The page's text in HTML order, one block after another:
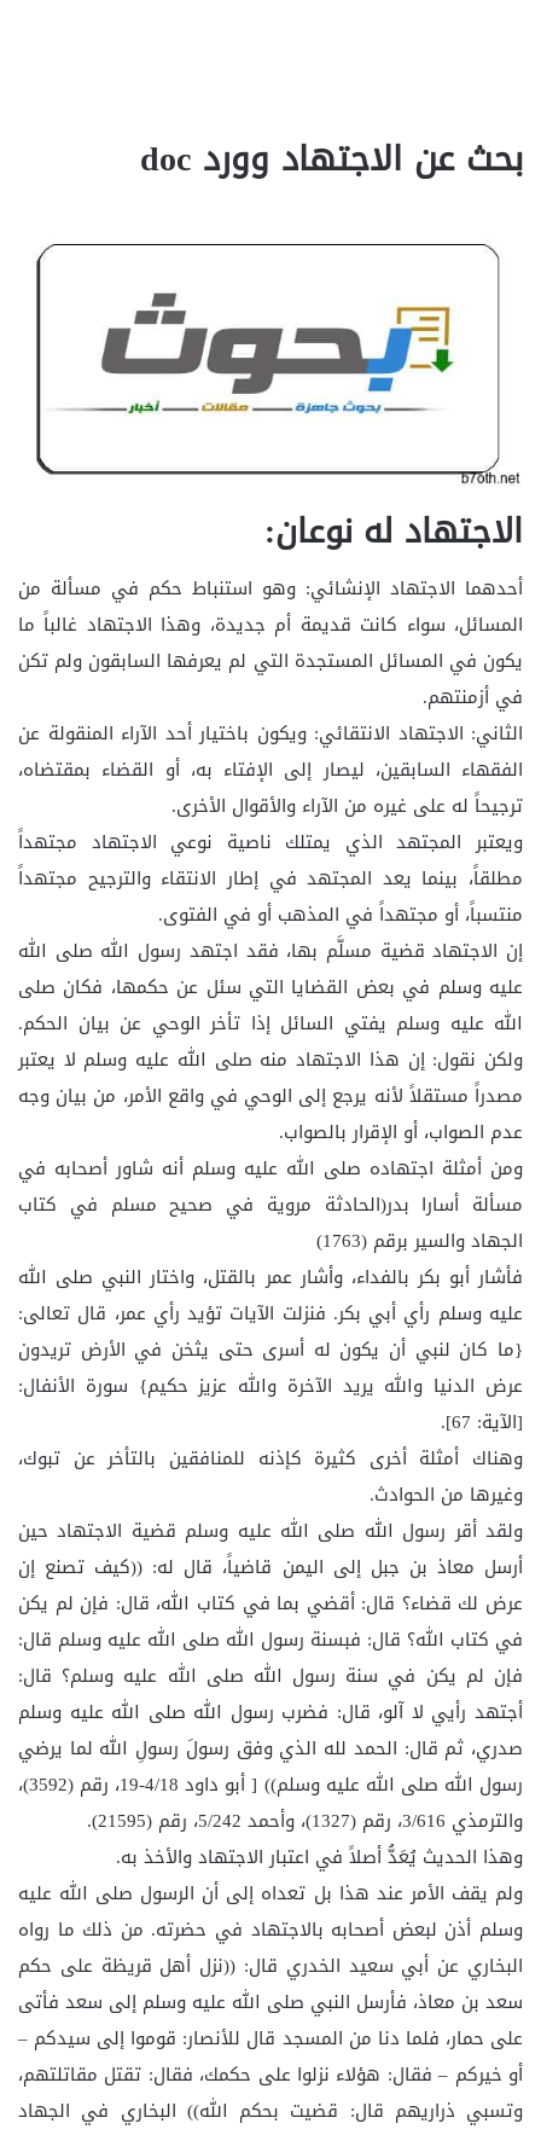
بحث عن الاجتهاد وورد doc
الاجتهاد له نوعان:
أحدهما الاجتهاد الإنشائي: وهو استنباط حكم في مسألة من
المسائل، سواء كانت قديمة أم جديدة، وهذا الاجتهاد غالباً ما
يكون في المسائل المستجدة التي لم يعرفها السابقون ولم تكن
في أزمنتهم.
الثاني: الاجتهاد الانتقائي: ويكون باختيار أحد الآراء المنقولة عن
الفقهاء السابقين، ليصار إلى الإفتاء به، أو القضاء بمقتضاه،
ترجيحاً له على غيره من الآراء والأقوال الأخرى.
ويعتبر المجتهد الذي يمتلك ناصية نوعي الاجتهاد مجتهداً
مطلقاً، بينما يعد المجتهد في إطار الانتقاء والترجيح مجتهداً
منتسباً، أو مجتهداً في المذهب أو في الفتوى.
إن الاجتهاد قضية مسلَّم بها، فقد اجتهد رسول الله صلى الله
عليه وسلم في بعض القضايا التي سئل عن حكمها، فكان صلى
الله عليه وسلم يفتي السائل إذا تأخر الوحي عن بيان الحكم.
ولكن نقول: إن هذا الاجتهاد منه صلى الله عليه وسلم لا يعتبر
مصدراً مستقلاً لأنه يرجع إلى الوحي في واقع الأمر، من بيان وجه
عدم الصواب، أو الإقرار بالصواب.
ومن أمثلة اجتهاده صلى الله عليه وسلم أنه شاور أصحابه في
مسألة أسارا بدر(الحادثة مروية في صحيح مسلم في كتاب
الجهاد والسير برقم (1763)
فأشار أبو بكر بالفداء، وأشار عمر بالقتل، واختار النبي صلى الله
عليه وسلم رأي أبي بكر. فنزلت الآيات تؤيد رأي عمر، قال تعالى:
{ما كان لنبي أن يكون له أسرى حتى يثخن في الأرض تريدون
عرض الدنيا والله يريد الآخرة والله عزيز حكيم} سورة الأنفال:
[الآية: 67].
وهناك أمثلة أخرى كثيرة كإذنه للمنافقين بالتأخر عن تبوك،
وغيرها من الحوادث.
ولقد أقر رسول الله صلى الله عليه وسلم قضية الاجتهاد حين
أرسل معاذ بن جبل إلى اليمن قاضياً، قال له: ((كيف تصنع إن
عرض لك قضاء؟ قال: أقضي بما في كتاب الله، قال: فإن لم يكن
في كتاب الله؟ قال: فبسنة رسول الله صلى الله عليه وسلم قال:
فإن لم يكن في سنة رسول الله صلى الله عليه وسلم؟ قال:
أجتهد رأيي لا آلو، قال: فضرب رسول الله صلى الله عليه وسلم
صدري، ثم قال: الحمد لله الذي وفق رسولَ رسولِ الله لما يرضي
رسول الله صلى الله عليه وسلم)) [ أبو داود 4/18-19، رقم (3592)،
والترمذي 3/616، رقم (1327)، وأحمد 5/242، رقم (21595).
وهذا الحديث يُعَدُّ أصلاً في اعتبار الاجتهاد والأخذ به.
ولم يقف الأمر عند هذا بل تعداه إلى أن الرسول صلى الله عليه
وسلم أذن لبعض أصحابه بالاجتهاد في حضرته. من ذلك ما رواه
البخاري عن أبي سعيد الخدري قال: ((نزل أهل قريظة على حكم
سعد بن معاذ، فأرسل النبي صلى الله عليه وسلم إلى سعد فأتى
على حمار، فلما دنا من المسجد قال للأنصار: قوموا إلى سيدكم –
أو خيركم – فقال: هؤلاء نزلوا على حكمك، فقال: تقتل مقاتلتهم،
وتسبي ذراريهم قال: قضيت بحكم الله)) البخاري في الجهاد